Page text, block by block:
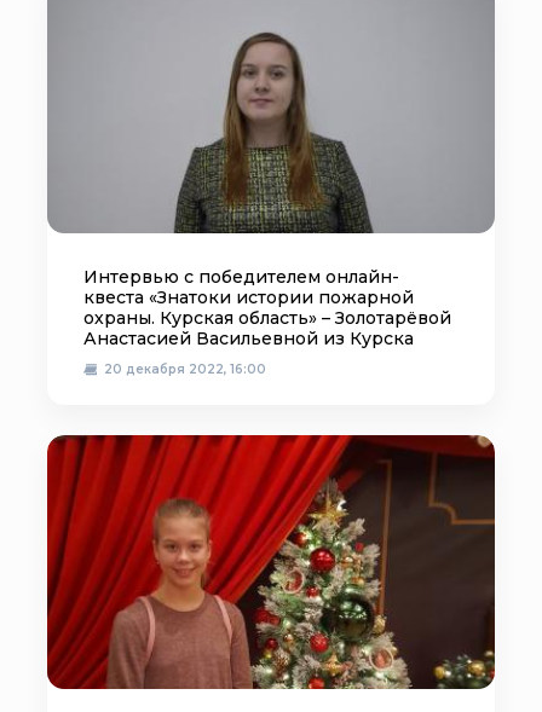
Интервью с победителем онлайн-
квеста «Знатоки истории пожарной
охраны. Курская область» – Золотарёвой
Анастасией Васильевной из Курска
20 декабря 2022, 16:00